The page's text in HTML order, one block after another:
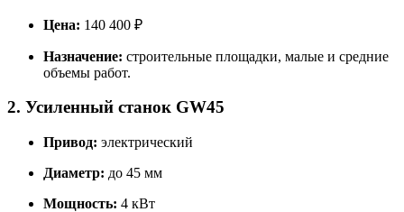
Цена: 140 400 ₽
Назначение: строительные площадки, малые и средние
объемы работ.
2. Усиленный станок GW45
Привод: электрический
Диаметр: до 45 мм
Мощность: 4 кВт